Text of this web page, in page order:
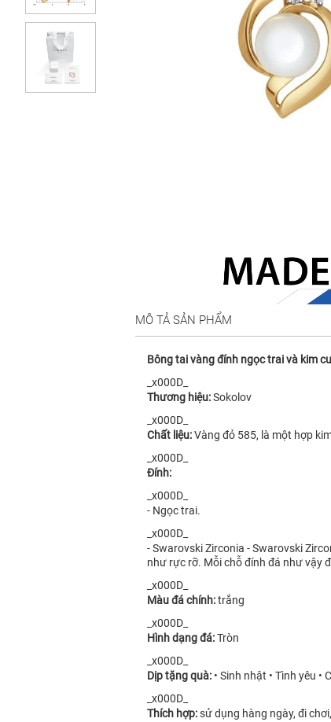
MÔ TẢ SẢN PHẨM
Bông tai vàng đính ngọc trai và kim
_x000D_
Thương hiệu:Sokolov
_x000D_
Chất liệu:Vàng đỏ 585, là một hợp
_x000D_
Đính:
_x000D_
- Ngọc trai.
_x000D_
- Swarovski Zirconia - Swarovski
như rực rỡ. Mỗi chỗ đính đá như vậy
_x000D_
Màu đá chính:trắng
_x000D_
Hình dạng đá:Tròn
_x000D_
Dịp tặng quà: • Sinh nhật • Tình yêu •
_x000D_
Thích hợp:sử dụng hàng ngày, đi